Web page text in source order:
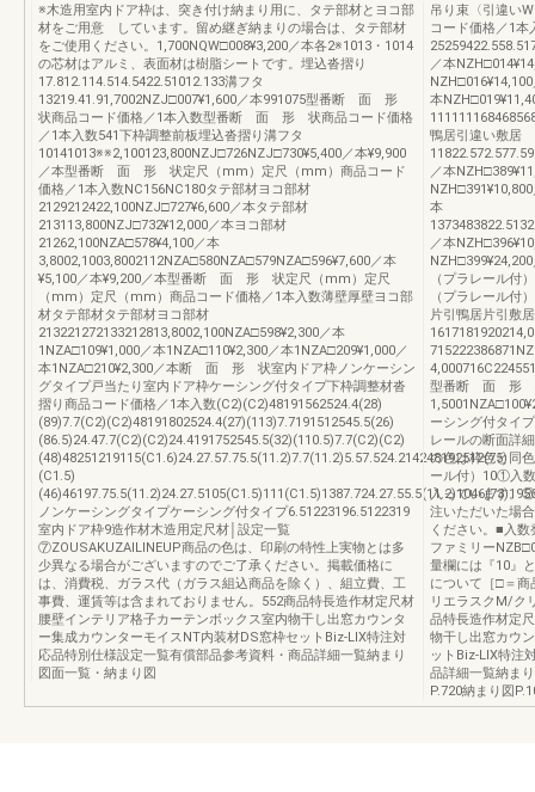
※木造用室内ドア枠は、突き付け納まり用に、タテ部材とヨコ部
材をご用意 しています。留め継ぎ納まりの場合は、タテ部材
をご使用ください。1,700NQW□008¥3,200／本各2※1013・1014
の芯材はアルミ、表面材は樹脂シートです。埋込沓摺り
17.812.114.514.5422.51012.133溝フタ
13219.41.91,7002NZJ□007¥1,600／本991075型番断 面 形
状商品コード価格／1本入数型番断 面 形 状商品コード価格
／1本入数541下枠調整前板埋込沓摺り溝フタ
10141013※※2,100123,800NZJ□726NZJ□730¥5,400／本¥9,900
／本型番断 面 形 状定尺（mm）定尺（mm）商品コード
価格／1本入数NC156NC180タテ部材ヨコ部材
2129212422,100NZJ□727¥6,600／本タテ部材
213113,800NZJ□732¥12,000／本ヨコ部材
21262,100NZA□578¥4,100／本
3,8002,1003,8002112NZA□580NZA□579NZA□596¥7,600／本
¥5,100／本¥9,200／本型番断 面 形 状定尺（mm）定尺
（mm）定尺（mm）商品コード価格／1本入数薄壁厚壁ヨコ部
材タテ部材タテ部材ヨコ部材
213221272133212813,8002,100NZA□598¥2,300／本
1NZA□109¥1,000／本1NZA□110¥2,300／本1NZA□209¥1,000／
本1NZA□210¥2,300／本断 面 形 状室内ドア枠ノンケーシン
グタイプ戸当たり室内ドア枠ケーシング付タイプ下枠調整材沓
摺り商品コード価格／1本入数(C2)(C2)48191562524.4(28)
(89)7.7(C2)(C2)48191802524.4(27)(113)7.7191512545.5(26)
(86.5)24.47.7(C2)(C2)24.4191752545.5(32)(110.5)7.7(C2)(C2)
(48)48251219115(C1.6)24.27.57.75.5(11.2)7.7(11.2)5.57.524.214248192512(75)
(C1.5)
ノンケーシングタイプケーシング付タイプ6.51223196.5122319
室内ドア枠9造作材木造用定尺材│設定一覧
⑦ZOUSAKUZAILINEUP商品の色は、印刷の特性上実物とは多
少異なる場合がございますのでご了承ください。掲載価格に
は、消費税、ガラス代（ガラス組込商品を除く）、組立費、工
事費、運賃等は含まれておりません。552商品特長造作材定尺材
腰壁インテリア格子カーテンボックス室内物干し出窓カウンタ
ー集成カウンターモイスNT内装材DS窓枠セットBiz-LIX特注対
応品特別仕様設定一覧有償部品参考資料・商品詳細一覧納まり
図面一覧・納まり図
吊り束〈引違い
コード価格／1本
／本
本
鴨居引違い敷居
／本
本
／本
（プラレール付
（プラレール付
片引鴨居片引敷
型番断 面 形 状
ーシング付タイ
レールの断面
の色は枠色と同
ール付）10①入
入っています。
注いただいた場
ください。■入
ファミリー
量欄には『10』
について［□＝
リエラスクM/ク
品特長造作材定
物干し出窓カウ
ットBiz-LIX特注
品詳細一覧納ま
P.720納まり図